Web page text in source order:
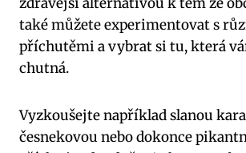
také můžete experimentovat s
příchutěmi a vybrat si tu, která
chutná.
Vyzkoušejte například slanou
česnekovou nebo dokonce